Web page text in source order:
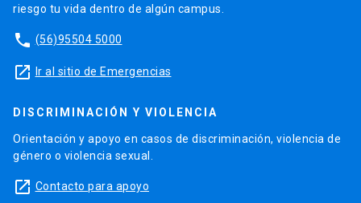
riesgo tu vida dentro de algún campus.
phone (56)95504 5000
launch Ir al sitio de Emergencias
DISCRIMINACIÓN Y VIOLENCIA
Orientación y apoyo en casos de discriminación, violencia de
género o violencia sexual.
launch Contacto para apoyo